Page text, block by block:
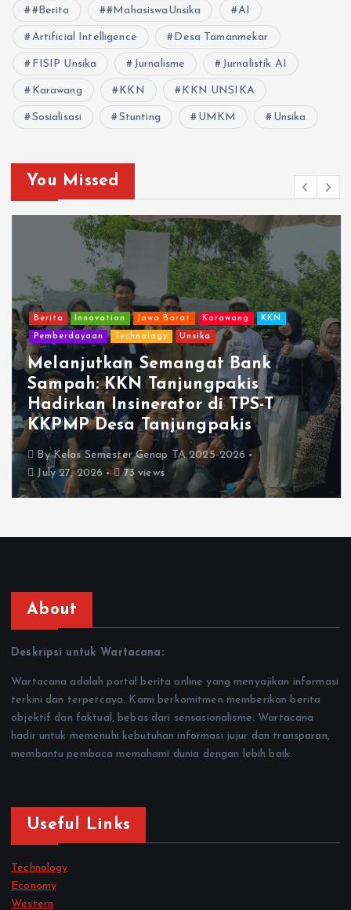
#Berita #MahasiswaUnsika AI
Artificial Intelligence Desa Tamanmekar
FISIP Unsika Jurnalisme Jurnalistik AI
Karawang KKN KKN UNSIKA
Sosialisasi Stunting UMKM Unsika
You Missed
Berita Innovation Jawa Barat Karawang KKN
Pemberdayaan Technology Unsika
Melanjutkan Semangat Bank
Sampah: KKN Tanjungpakis
Hadirkan Insinerator di TPS-T
KKPMP Desa Tanjungpakis
ByKelas Semester Genap TA 2025-2026
July 27, 2026
73 views
About
Deskripsi untuk Wartacana:
Wartacana adalah portal berita online yang menyajikan informasi
terkini dan terpercaya. Kami berkomitmen memberikan berita
objektif dan faktual, bebas dari sensasionalisme. Wartacana
hadir untuk memenuhi kebutuhan informasi jujur dan transparan,
membantu pembaca memahami dunia dengan lebih baik.
Useful Links
Technology
Economy
Western